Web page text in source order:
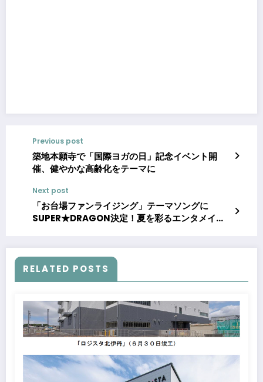
Previous post
築地本願寺で「国際ヨガの日」記念イベント開
催、健やかな高齢化をテーマに
Next post
「お台場ファンライジング」テーマソングに
SUPER★DRAGON決定！夏を彩るエンタメイベ
RELATED POSTS